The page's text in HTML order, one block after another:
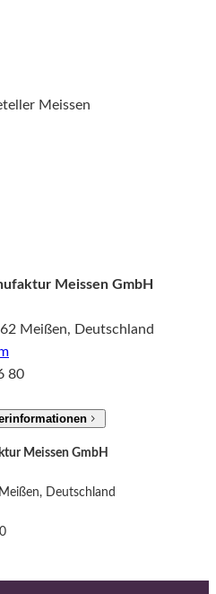
Meissen
Meissen GmbH
Meißen, Deutschland
80
Meissen GmbH
Deutschland